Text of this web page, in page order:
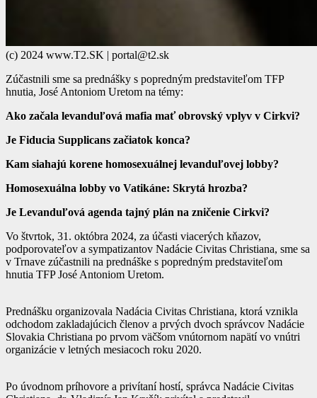
(c) 2024 www.T2.SK | portal@t2.sk
Zúčastnili sme sa prednášky s popredným predstaviteľom TFP
hnutia, José Antoniom Uretom na témy:
Ako začala levanduľová mafia mať obrovský vplyv v Cirkvi?
Je Fiducia Supplicans začiatok konca?
Kam siahajú korene homosexuálnej levanduľovej lobby?
Homosexuálna lobby vo Vatikáne: Skrytá hrozba?
Je Levanduľová agenda tajný plán na zničenie Cirkvi?
Vo štvrtok, 31. októbra 2024, za účasti viacerých kňazov,
podporovateľov a sympatizantov Nadácie Civitas Christiana, sme sa
v Trnave zúčastnili na prednáške s popredným predstaviteľom
hnutia TFP José Antoniom Uretom.
Prednášku organizovala Nadácia Civitas Christiana, ktorá vznikla
odchodom zakladajúcich členov a prvých dvoch správcov Nadácie
Slovakia Christiana po prvom väčšom vnútornom napätí vo vnútri
organizácie v letných mesiacoch roku 2020.
Po úvodnom príhovore a privítaní hostí, správca Nadácie Civitas